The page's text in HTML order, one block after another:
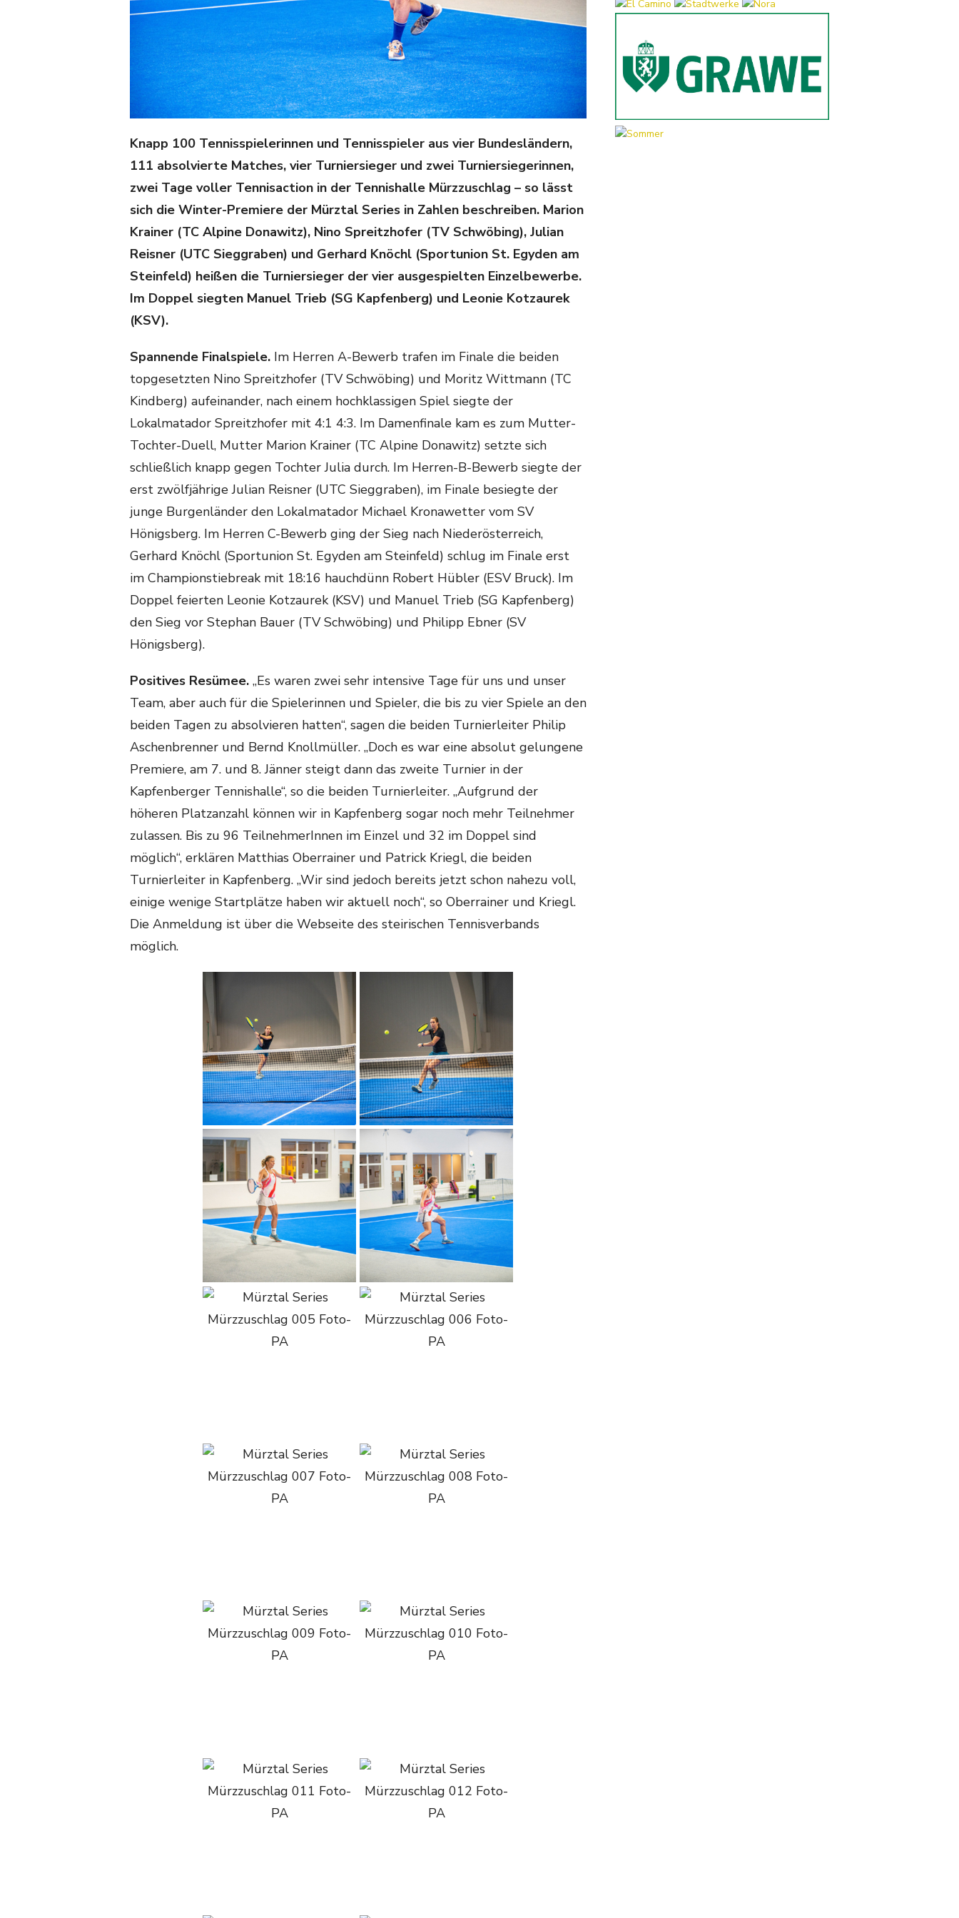
Knapp 100 Tennisspielerinnen und Tennisspieler aus vier Bundesländern,
111 absolvierte Matches, vier Turniersieger und zwei Turniersiegerinnen,
zwei Tage voller Tennisaction in der Tennishalle Mürzzuschlag – so lässt
sich die Winter-Premiere der Mürztal Series in Zahlen beschreiben. Marion
Krainer (TC Alpine Donawitz), Nino Spreitzhofer (TV Schwöbing), Julian
Reisner (UTC Sieggraben) und Gerhard Knöchl (Sportunion St. Egyden am
Steinfeld) heißen die Turniersieger der vier ausgespielten Einzelbewerbe.
Im Doppel siegten Manuel Trieb (SG Kapfenberg) und Leonie Kotzaurek
(KSV).
Spannende Finalspiele. Im Herren A-Bewerb trafen im Finale die beiden
topgesetzten Nino Spreitzhofer (TV Schwöbing) und Moritz Wittmann (TC
Kindberg) aufeinander, nach einem hochklassigen Spiel siegte der
Lokalmatador Spreitzhofer mit 4:1 4:3. Im Damenfinale kam es zum Mutter-
Tochter-Duell, Mutter Marion Krainer (TC Alpine Donawitz) setzte sich
schließlich knapp gegen Tochter Julia durch. Im Herren-B-Bewerb siegte der
erst zwölfjährige Julian Reisner (UTC Sieggraben), im Finale besiegte der
junge Burgenländer den Lokalmatador Michael Kronawetter vom SV
Hönigsberg. Im Herren C-Bewerb ging der Sieg nach Niederösterreich,
Gerhard Knöchl (Sportunion St. Egyden am Steinfeld) schlug im Finale erst
im Championstiebreak mit 18:16 hauchdünn Robert Hübler (ESV Bruck). Im
Doppel feierten Leonie Kotzaurek (KSV) und Manuel Trieb (SG Kapfenberg)
den Sieg vor Stephan Bauer (TV Schwöbing) und Philipp Ebner (SV
Hönigsberg).
Positives Resümee. „Es waren zwei sehr intensive Tage für uns und unser
Team, aber auch für die Spielerinnen und Spieler, die bis zu vier Spiele an den
beiden Tagen zu absolvieren hatten“, sagen die beiden Turnierleiter Philip
Aschenbrenner und Bernd Knollmüller. „Doch es war eine absolut gelungene
Premiere, am 7. und 8. Jänner steigt dann das zweite Turnier in der
Kapfenberger Tennishalle“, so die beiden Turnierleiter. „Aufgrund der
höheren Platzanzahl können wir in Kapfenberg sogar noch mehr Teilnehmer
zulassen. Bis zu 96 TeilnehmerInnen im Einzel und 32 im Doppel sind
möglich“, erklären Matthias Oberrainer und Patrick Kriegl, die beiden
Turnierleiter in Kapfenberg. „Wir sind jedoch bereits jetzt schon nahezu voll,
einige wenige Startplätze haben wir aktuell noch“, so Oberrainer und Kriegl.
Die Anmeldung ist über die Webseite des steirischen Tennisverbands
möglich.